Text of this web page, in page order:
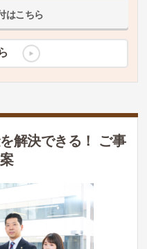
はこちら
解決できる！ ご事